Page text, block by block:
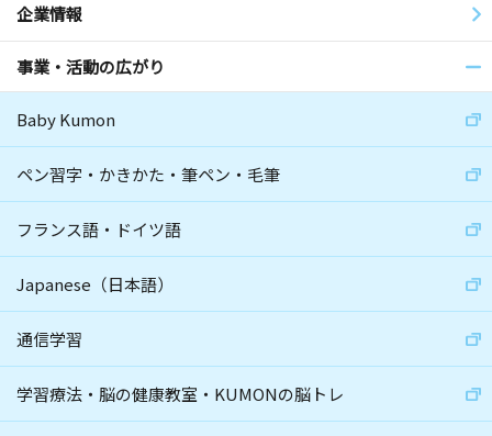
企業情報
事業・活動の広がり
Baby Kumon
ペン習字・かきかた・筆ペン・毛筆
フランス語・ドイツ語
Japanese（日本語）
通信学習
学習療法・脳の健康教室・KUMONの脳トレ